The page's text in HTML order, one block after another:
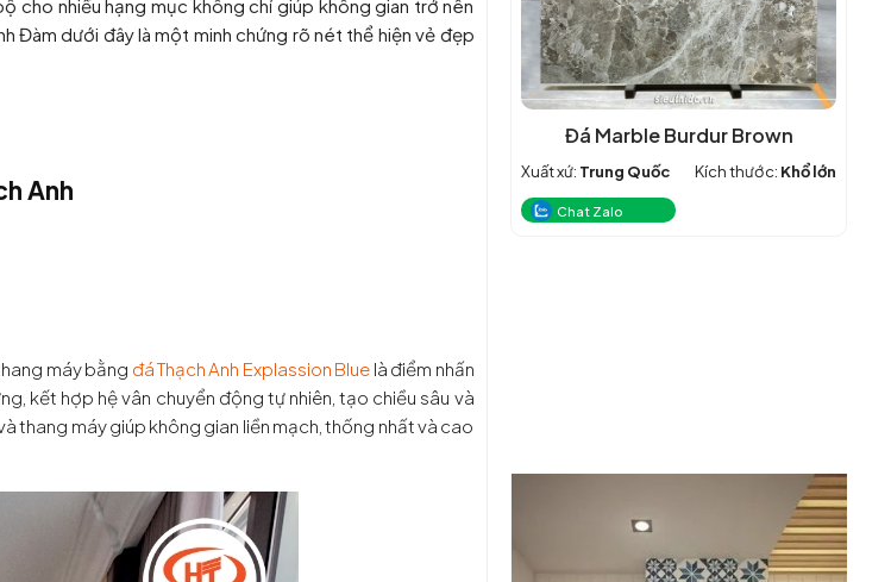
Đá Marble Burdur Brown
Xuất xứ: Trung Quốc Kích thước: Khổ lớn
Chat Zalo
cho nhiều hạng mục không chỉ giúp không gian trở nên
Đàm dưới đây là một minh chứng rõ nét thể hiện vẻ đẹp
Anh
máy bằng đá Thạch Anh Explassion Blue là điểm nhấn
kết hợp hệ vân chuyển động tự nhiên, tạo chiều sâu và
thang máy giúp không gian liền mạch, thống nhất và cao